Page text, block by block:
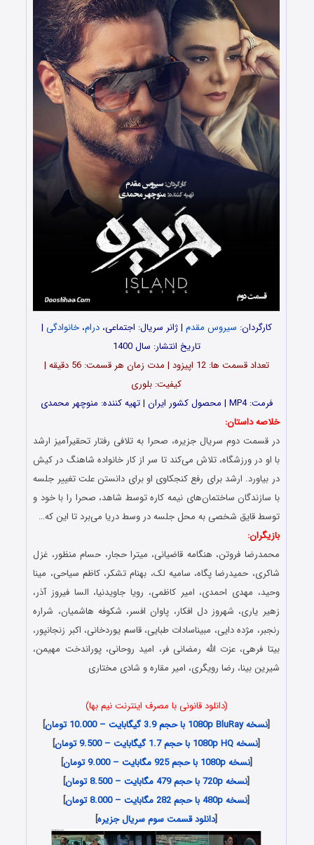
کارگردان: سیروس مقدم | ژانر سریال: اجتماعی،درام،خانوادگی |
تاریخ انتشار: سال 1400
تعداد قسمت ها: 12 اپیزود | مدت زمان هر قسمت: 56 دقیقه |
کیفیت: بلوری
فرمت: MP4 | محصول کشور ایران | تهیه کننده: منوچهر محمدی
خلاصه داستان:
در قسمت دوم سریال جزیره، صحرا به تلافی رفتار تحقیرآمیز ارشد
با او در ورزشگاه، تلاش می‌کند تا سر از کار خانواده شاهنگ در کیش
در بیاورد. ارشد برای رفع کنجکاوی او برای دانستن علت تغییر جلسه
با سازندگان ساختمان‌های نیمه کاره توسط شاهد، صحرا را با خود و
توسط قایق شخصی به محل جلسه در وسط دریا می‌برد تا این که…
بازیگران:
محمدرضا فروتن، هنگامه قاضیانی، میترا حجار، حسام منظور، غزل
شاکری، حمیدرضا پگاه، سامیه لک، بهنام تشکر، کاظم سیاحی، مینا
وحید، مهدی احمدی، امیر کاظمی، رویا جاویدنیا، السا فیروز آذر،
زهیر یاری، شهروز دل افکار، پاوان افسر، شکوفه هاشمیان، شراره
رنجبر، مژده دایی، مبیناسادات طبایی، قاسم یوردخانی، اکبر زنجانپور،
بیتا فرهی، عزت الله رمضانی فر، امید روحانی، پوراندخت مهیمن،
شیرین بینا، رضا رویگری، امیر مقاره و شادی مختاری
(دانلود قانونی با مصرف اینترنت نیم بها)
[نسخه 1080p BluRay با حجم 3.9 گیگابایت – 10.000 تومان
]
[نسخه 1080p HQ با حجم 1.7 گیگابایت – 9.500 تومان
]
[نسخه 1080p با حجم 925 مگابایت – 9.000 تومان
]
[نسخه 720p با حجم 479 مگابایت – 8.500 تومان
]
[نسخه 480p با حجم 282 مگابایت – 8.000 تومان
]
[دانلود قسمت سوم سریال جزیره]